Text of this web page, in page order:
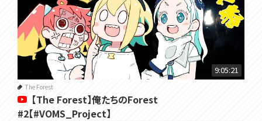
9:05:21
The Forest
【The Forest】俺たちのForest
#2【#VOMS_Project】